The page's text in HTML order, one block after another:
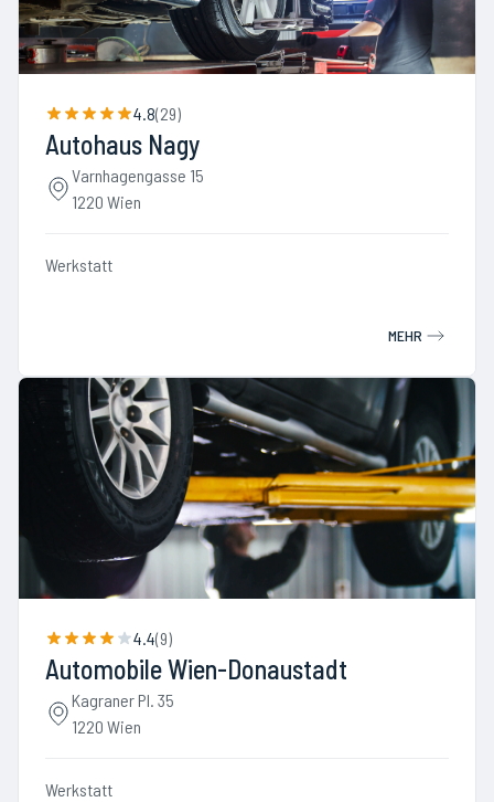
4.8(29)
Autohaus Nagy
Varnhagengasse 15
1220 Wien
Werkstatt
MEHR
4.4(9)
Automobile Wien-Donaustadt
Kagraner Pl. 35
1220 Wien
Werkstatt